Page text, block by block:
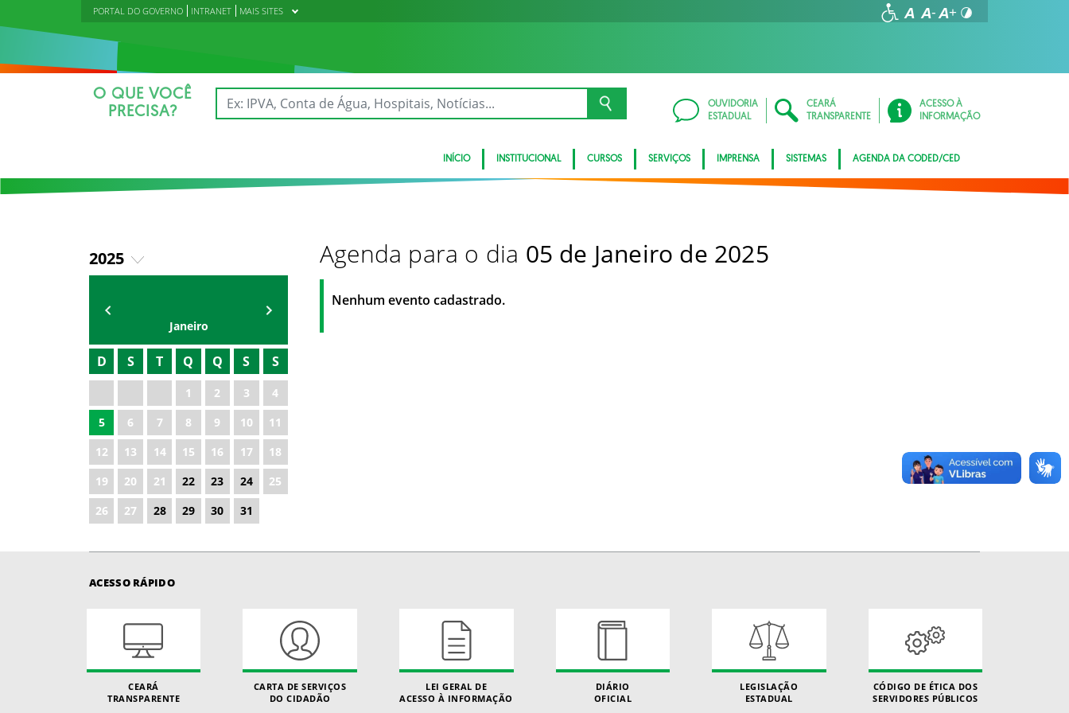
PORTAL DO GOVERNO INTRANET MAIS SITES
O QUE VOCÊ
PRECISA?
OUVIDORIA
ESTADUAL
CEARÁ
TRANSPARENTE
ACESSO À
INFORMAÇÃO
INÍCIO INSTITUCIONAL CURSOS SERVIÇOS IMPRENSA SISTEMAS AGENDA DA CODED/CED
2025
2019
2020
2021
2022
2023
2024
2026
Janeiro
D S T Q Q S S
1 2 3
4
5
6 7 8 9 10
11
12
13 14 15 16 17
18
19
20 21 22 23 24
25
26
27 28 29 30 31
Agenda para o dia 05 de Janeiro de 2025
Nenhum evento cadastrado.
ACESSO RÁPIDO
CEARÁ
TRANSPARENTE
CARTA DE SERVIÇOS
DO CIDADÃO
LEI GERAL DE
ACESSO À INFORMAÇÃO
DIÁRIO
OFICIAL
LEGISLAÇÃO
ESTADUAL
CÓDIGO DE ÉTICA DOS
SERVIDORES PÚBLICOS